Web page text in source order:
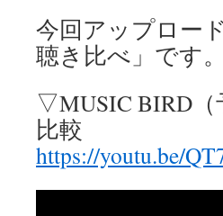
今回アップロー
聴き比べ」です。
▽MUSIC BIRD（
比較
https://youtu.be/